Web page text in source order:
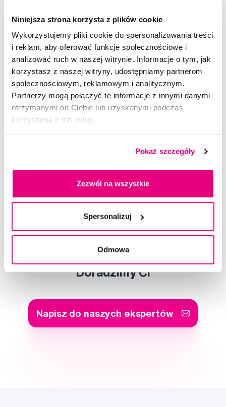
Niniejsza strona korzysta z plików cookie
Wykorzystujemy pliki cookie do spersonalizowania treści
i reklam, aby oferować funkcje społecznościowe i
analizować ruch w naszej witrynie. Informacje o tym, jak
korzystasz z naszej witryny, udostępniamy partnerom
społecznościowym, reklamowym i analitycznym.
Partnerzy mogą połączyć te informacje z innymi danymi
otrzymanymi od Ciebie lub uzyskanymi podczas
korzystania z ich usług.
Pokaż szczegóły
Zezwól na wszystkie
Spersonalizuj
Odmowa
różowa
5,0/5 (166x)
Do koszyka
Natychmiast w1 sklepie
Doradzimy Ci
Napisz do naszych ekspertów